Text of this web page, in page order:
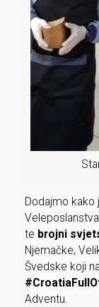
Dodajmo
te brojni
Njemačke,
Švedske koji
Adventu.